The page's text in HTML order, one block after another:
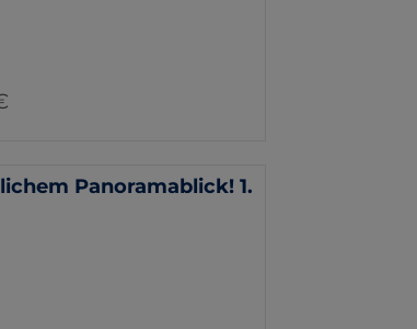
Panoramablick! 1.